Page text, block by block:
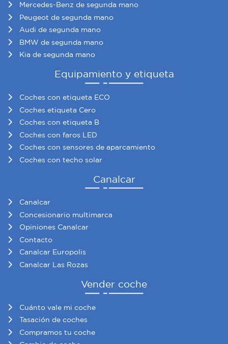
Mercedes-Benz de segunda mano
Peugeot de segunda mano
Audi de segunda mano
BMW de segunda mano
Kia de segunda mano
Equipamiento y etiqueta
Coches con etiqueta ECO
Coches etiqueta Cero
Coches con etiqueta B
Coches con faros LED
Coches con sensores de aparcamiento
Coches con techo solar
Canalcar
Canalcar
Concesionario multimarca
Opiniones Canalcar
Contacto
Canalcar Europolis
Canalcar Las Rozas
Vender coche
Cuánto vale mi coche
Tasación de coches
Compramos tu coche